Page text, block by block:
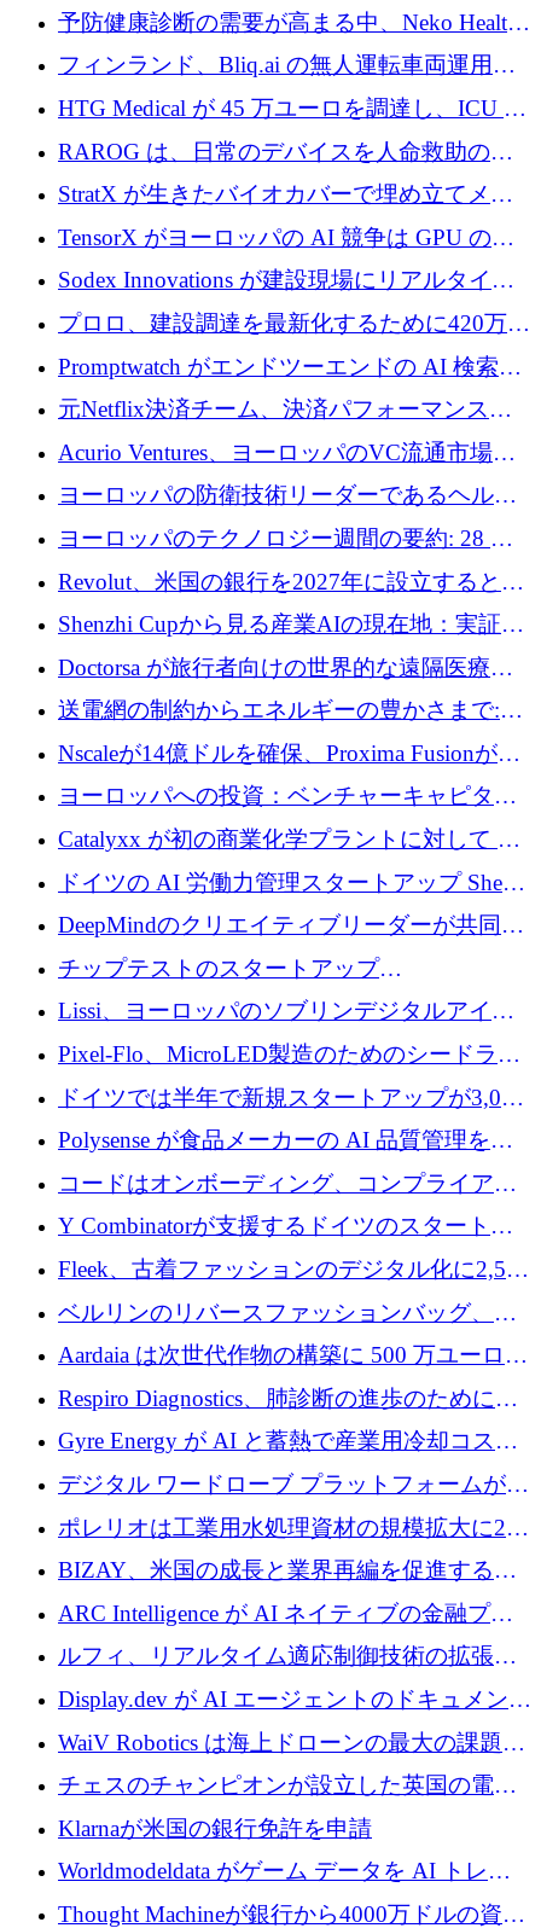
シリーズAで450万ユーロを調達
予防健康診断の需要が高まる中、Neko Health
が 7 億ドルを調達
フィンランド、Bliq.ai の無人運転車両運用を
認可
HTG Medical が 45 万ユーロを調達し、ICU の
尿モニタリングを自動化するための MDR 認
証を獲得
RAROG は、日常のデバイスを人命救助の救
助ビーコンに変えるために 16 万 2,000 ユーロ
StratX が生きたバイオカバーで埋め立てメタ
ン対策に 119 万ドルを調達
TensorX がヨーロッパの AI 競争は GPU の所
有者によって決まると考える理由
Sodex Innovations が建設現場にリアルタイム
のインテリジェンスをもたらすために 400 万
ユーロを確保
プロロ、建設調達を最新化するために420万ポ
ンドを調達
Promptwatch がエンドツーエンドの AI 検索最
適化プラットフォームを拡張するために 600
万ユーロを調達
元Netflix決済チーム、決済パフォーマンスプ
ラットフォームNopanのためにこれまでに720
万ユーロを調達
Acurio Ventures、ヨーロッパのVC流通市場の
流動性を解放するために1億1,500万ユーロの
ファンドを立ち上げる
ヨーロッパの防衛技術リーダーであるヘルシ
ングは、180億ドルの評価額で18億ドルのシリ
ヨーロッパのテクノロジー週間の要約: 28 億
ユーロを超える 70 以上のテクノロジー資金調
Revolut、米国の銀行を2027年に設立すると米
国の社長が語る
Shenzhi Cupから見る産業AIの現在地：実証と
産業実装への道筋
Doctorsa が旅行者向けの世界的な遠隔医療プ
ラットフォームを拡大するために 100 万ユー
ロを調達
送電網の制約からエネルギーの豊かさまで:
Envision の Gobi X がヨーロッパの AI の未来
にどのように貢献できるか
Nscaleが14億ドルを確保、Proxima Fusionが4
億1,100万ユーロを獲得、Invest EuropeはVCの
ヨーロッパへの投資：ベンチャーキャピタル
が過去2番目に高い水準に到達
Catalyxx が初の商業化学プラントに対して EU
から 2,000 万ユーロ以上の支援を獲得
ドイツの AI 労働力管理スタートアップ Sherpa
がプレシードで 220 万ドルを調達
DeepMindのクリエイティブリーダーが共同設
立したAIライティングのスタートアップが
1,300万ドルのシード投資を調達
チップテストのスタートアップ
QuantumDiamondsが株式資金で1,500万ユーロ
Lissi、ヨーロッパのソブリンデジタルアイデ
ンティティの未来を推進するために350万ユー
ロを調達
Pixel-Flo、MicroLED製造のためのシードラウ
ンドで525万ポンドを獲得
ドイツでは半年で新規スタートアップが3,000
社という記録を目の当たりにし、涙を流すハ
ンブルク
Polysense が食品メーカーの AI 品質管理を拡
張するために 1,070 万ドルを調達
コードはオンボーディング、コンプライアン
ス、支払いを統合するために 640 万ポンドを
Y Combinatorが支援するドイツのスタートア
ップFintoが340万ドルを調達、シリコンバレ
ーではなくミュンヘンを選んだと語る
Fleek、古着ファッションのデジタル化に2,500
万ドルを確保
ベルリンのリバースファッションバッグ、繊
維仕分け規模拡大に7桁の資金調達
Aardaia は次世代作物の構築に 500 万ユーロを
寄付
Respiro Diagnostics、肺診断の進歩のために
100 万ポンドを確保
Gyre Energy が AI と蓄熱で産業用冷却コスト
を削減するために 130 万ドルを調達
デジタル ワードローブ プラットフォームが
1,000 万人のユーザーに到達し、Whering が
700 万ドルを獲得
ポレリオは工業用水処理資材の規模拡大に240
万ユーロを確保
BIZAY、米国の成長と業界再編を促進するた
めに5,500万ドルを確保
ARC Intelligence が AI ネイティブの金融プラ
ットフォームを拡大するために 400 万ユーロ
ルフィ、リアルタイム適応制御技術の拡張に
810万ポンドを確保
Display.dev が AI エージェントのドキュメント
コラボレーションを強化するために 47 万ユー
WaiV Robotics は海上ドローンの最大の課題の
1 つをどのように解決しているか
チェスのチャンピオンが設立した英国の電池
材料スタートアップ TaiSan が 465 万ポンドを
Klarnaが米国の銀行免許を申請
Worldmodeldata がゲーム データを AI トレー
ニングに変えるために 700 万ポンドを獲得
Thought Machineが銀行から4000万ドルの資金